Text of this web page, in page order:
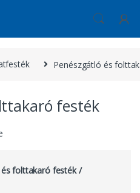
Penészgátló és
festék
folttakaró festék